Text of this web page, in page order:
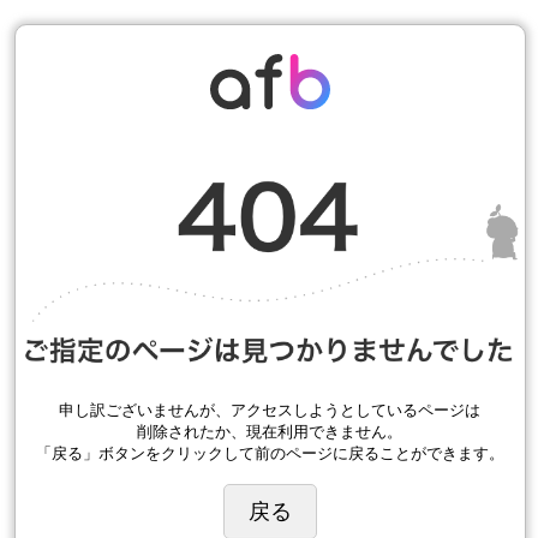
申し訳ございませんが、アクセスしようとしているページは
削除されたか、現在利用できません。
「戻る」ボタンをクリックして前のページに戻ることができます。
戻る